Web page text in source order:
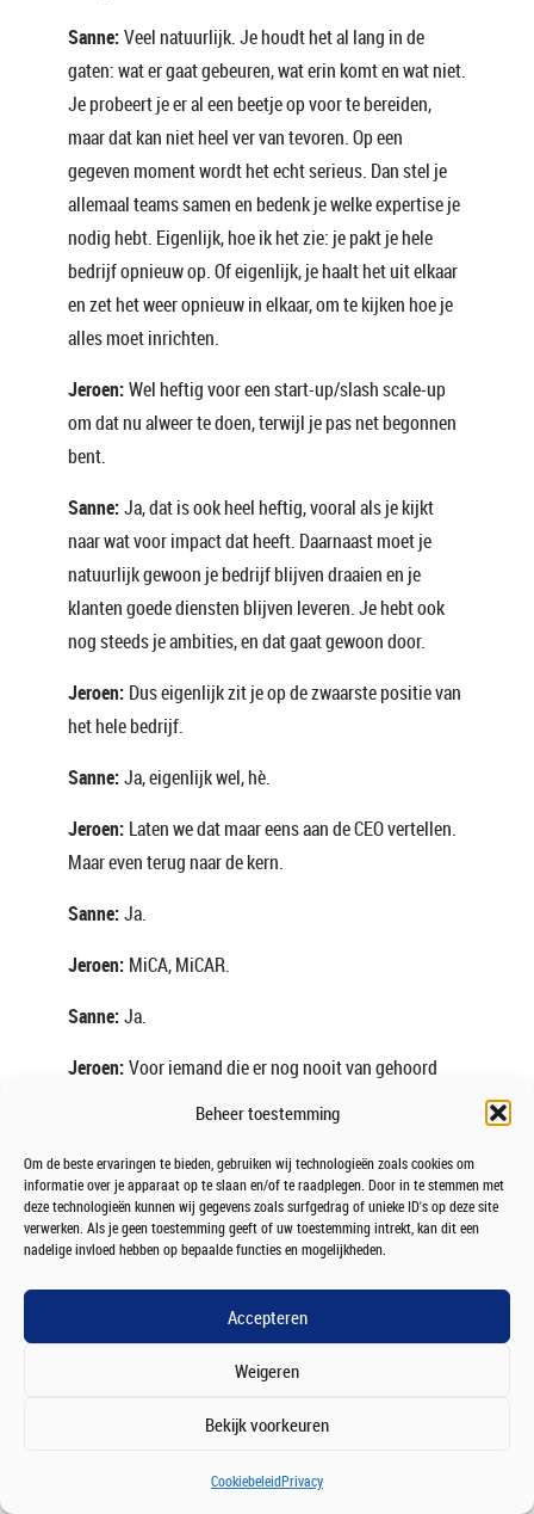
Beheer toestemming
Om de beste ervaringen te bieden, gebruiken wij technologieën zoals cookies om
informatie over je apparaat op te slaan en/of te raadplegen. Door in te stemmen met
deze technologieën kunnen wij gegevens zoals surfgedrag of unieke ID's op deze site
verwerken. Als je geen toestemming geeft of uw toestemming intrekt, kan dit een
nadelige invloed hebben op bepaalde functies en mogelijkheden.
Accepteren
Weigeren
Bekijk voorkeuren
CookiebeleidPrivacy
Sanne:Veel natuurlijk. Je houdt het al lang in de
gaten: wat er gaat gebeuren, wat erin komt en wat niet.
Je probeert je er al een beetje op voor te bereiden,
maar dat kan niet heel ver van tevoren. Op een
gegeven moment wordt het echt serieus. Dan stel je
allemaal teams samen en bedenk je welke expertise je
nodig hebt. Eigenlijk, hoe ik het zie: je pakt je hele
bedrijf opnieuw op. Of eigenlijk, je haalt het uit elkaar
en zet het weer opnieuw in elkaar, om te kijken hoe je
alles moet inrichten.
Jeroen:Wel heftig voor een start-up/slash scale-up
om dat nu alweer te doen, terwijl je pas net begonnen
bent.
Sanne:Ja, dat is ook heel heftig, vooral als je kijkt
naar wat voor impact dat heeft. Daarnaast moet je
natuurlijk gewoon je bedrijf blijven draaien en je
klanten goede diensten blijven leveren. Je hebt ook
nog steeds je ambities, en dat gaat gewoon door.
Jeroen: Dus eigenlijk zit je op de zwaarste positie van
het hele bedrijf.
Sanne:Ja, eigenlijk wel, hè.
Jeroen: Laten we dat maar eens aan de CEO vertellen.
Maar even terug naar de kern.
Sanne:Ja.
Jeroen: MiCA, MiCAR.
Sanne:Ja.
Jeroen:Voor iemand die er nog nooit van gehoord
heeft: wat is nou de kern van deze wetgeving?
De kern van deze wetgeving is… Ik zou zeggen
dat er heel veel focus komt op
consumentenbescherming. Er zijn een aantal
hoofdonderwerpen die naar voren komen. Dus ik kan
er wel even een paar noemen.
Jeroen:Leuk.
MiCAR is eigenlijk heel erg gebaseerd op
MiFID. Onderwerpen die nu naar voren komen, zijn
tegenstrijdige belangen identificeren en daar